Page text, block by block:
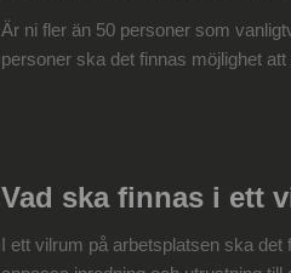
Är ni fler än 50 personer som
personer ska det finnas möjlighet
Vad ska finnas i ett
I ett vilrum på arbetsplatsen ska